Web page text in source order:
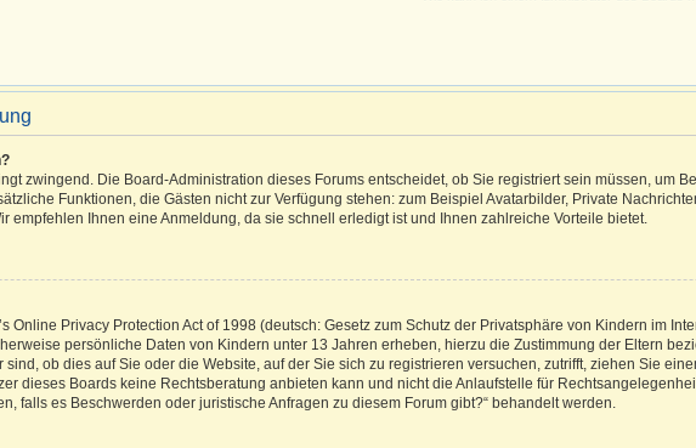
zwingend. Die Board-Administration dieses Forums entscheidet, ob Sie registriert sein müssen, um
Funktionen, die Gästen nicht zur Verfügung stehen: zum Beispiel Avatarbilder, Private
empfehlen Ihnen eine Anmeldung, da sie schnell erledigt ist und Ihnen zahlreiche Vorteile bietet.
Online Privacy Protection Act of 1998 (deutsch: Gesetz zum Schutz der Privatsphäre von Kindern im
persönliche Daten von Kindern unter 13 Jahren erheben, hierzu die Zustimmung der Eltern
ob dies auf Sie oder die Website, auf der Sie sich zu registrieren versuchen, zutrifft, ziehen Sie
dieses Boards keine Rechtsberatung anbieten kann und nicht die Anlaufstelle für
falls es Beschwerden oder juristische Anfragen zu diesem Forum gibt?“ behandelt werden.